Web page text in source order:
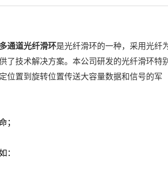
多通道光纤滑环是光纤滑环的一种，采用光纤
了技术解决方案。本公司研发的光纤滑环特
位置到旋转位置传送大容量数据和信号的军
；
：